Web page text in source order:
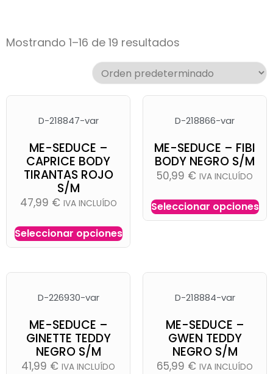
Mostrando 1–16 de 19 resultados
D-218847-var
ME-SEDUCE –
CAPRICE BODY
TIRANTAS ROJO
S/M
47,99 € IVA INCLUÍDO
Seleccionar opciones
D-218866-var
ME-SEDUCE – FIBI
BODY NEGRO S/M
50,99 € IVA INCLUÍDO
Seleccionar opciones
D-226930-var
ME-SEDUCE –
GINETTE TEDDY
NEGRO S/M
41,99 € IVA INCLUÍDO
D-218884-var
ME-SEDUCE –
GWEN TEDDY
NEGRO S/M
65,99 € IVA INCLUÍDO